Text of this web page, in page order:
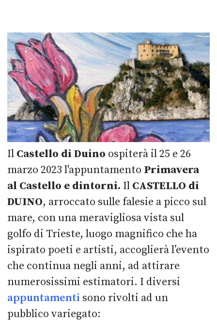
Il Castello di Duino ospiterà il 25 e 26
marzo 2023 l'appuntamento Primavera
al Castello e dintorni. Il CASTELLO di
DUINO, arroccato sulle falesie a picco sul
mare, con una meravigliosa vista sul
golfo di Trieste, luogo magnifico che ha
ispirato poeti e artisti, accoglierà l’evento
che continua negli anni, ad attirare
numerosissimi estimatori. I diversi
appuntamenti sono rivolti ad un
pubblico variegato: